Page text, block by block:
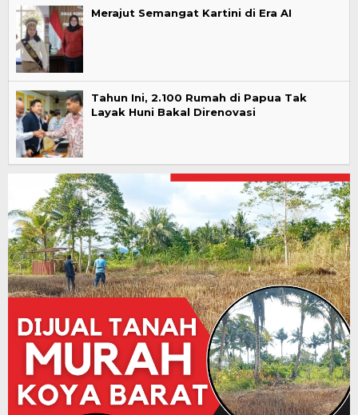
Merajut Semangat Kartini di Era AI
Tahun Ini, 2.100 Rumah di Papua Tak
Layak Huni Bakal Direnovasi